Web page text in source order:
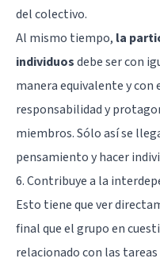
del colectivo.
Al mismo tiempo, la
individuosdebe ser con
manera equivalente y con
responsabilidad y
miembros. Sólo así se
pensamiento y hacer
6. Contribuye a la
Esto tiene que ver
final que el grupo en
relacionado con las